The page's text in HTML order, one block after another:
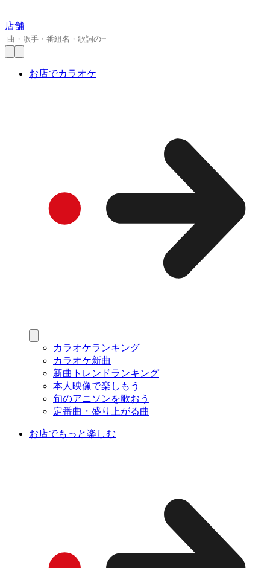
店舗
お店でカラオケ
カラオケランキング
カラオケ新曲
新曲トレンドランキング
本人映像で楽しもう
旬のアニソンを歌おう
定番曲・盛り上がる曲
お店でもっと楽しむ